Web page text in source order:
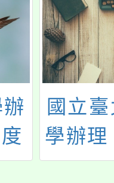
東華
「十
住民